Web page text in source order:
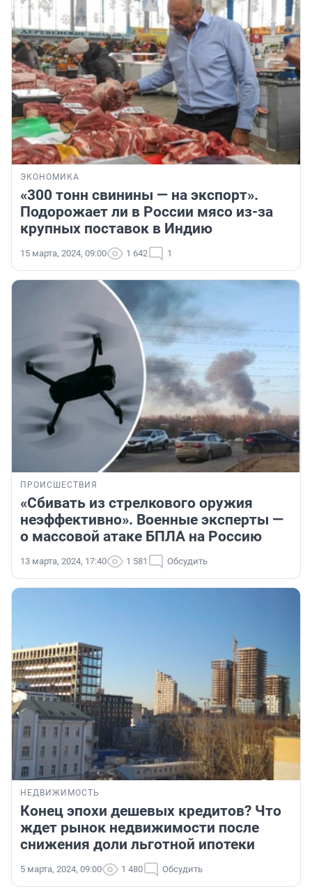
ЭКОНОМИКА
«300 тонн свинины — на экспорт».
Подорожает ли в России мясо из-за
крупных поставок в Индию
15 марта, 2024, 09:00 1 642 1
ПРОИСШЕСТВИЯ
«Сбивать из стрелкового оружия
неэффективно». Военные эксперты —
о массовой атаке БПЛА на Россию
13 марта, 2024, 17:40 1 581 Обсудить
НЕДВИЖИМОСТЬ
Конец эпохи дешевых кредитов? Что
ждет рынок недвижимости после
снижения доли льготной ипотеки
5 марта, 2024, 09:00 1 480 Обсудить